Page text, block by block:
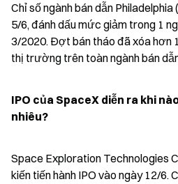
Chỉ số ngành bán dẫn
5/6, đánh dấu mức giảm trong 1
3/2020. Đợt bán tháo đã xóa hơn
thị trường trên toàn ngành bán
IPO của SpaceX diễn ra khi
nhiêu?
Space Exploration Technologies
kiến tiến hành IPO vào ngày 12/6.